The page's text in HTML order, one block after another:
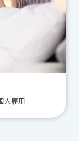
人雇用